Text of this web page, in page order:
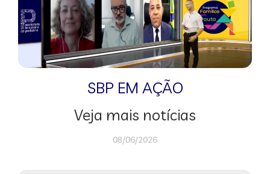
SBP EM AÇÃO
Veja mais notícias
08/06/2026